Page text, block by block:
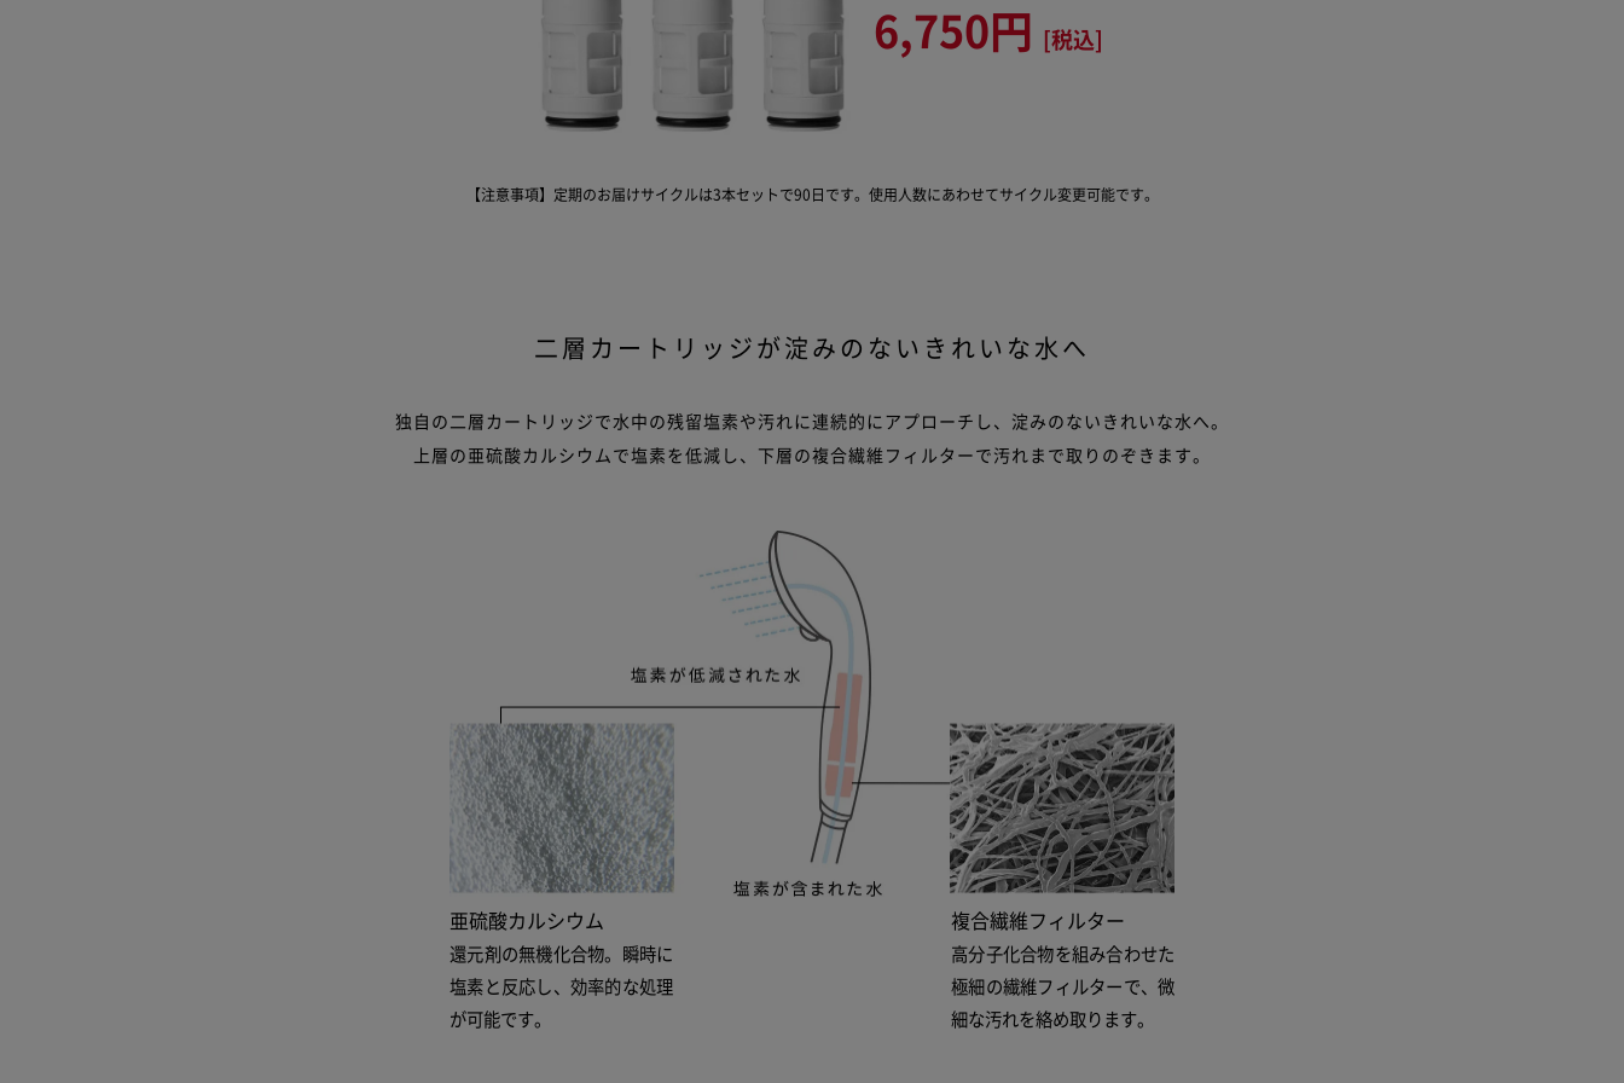
6,750円 [税込]
【注意事項】定期のお届けサイクルは3本セットで90日です。 使用人数にあわせてサイクル変更可能です。
二層カートリッジが 淀みのないきれいな水へ
独自の二層カートリッジで水中の残留塩素や汚れに連続的にアプローチし、淀みのないきれいな水へ。
上層の亜硫酸カルシウムで塩素を低減し、下層の複合繊維フィルターで汚れまで取りのぞきます。
亜硫酸カルシウム
還元剤の無機化合物。瞬時に
塩素と反応し、効率的な処理
が可能です。
複合繊維フィルター
高分子化合物を組み合わせた
極細の繊維フィルターで、微
細な汚れを絡め取ります。